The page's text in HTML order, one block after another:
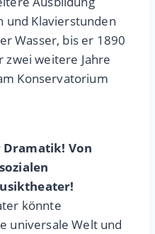
Klavierstunden
Wasser, bis er 1890
zwei weitere Jahre
Konservatorium
Dramatik! Von
könnte
universale Welt und